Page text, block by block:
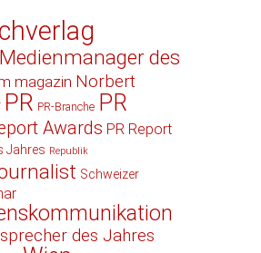
Medienmanager des
magazin Norbert
PR PR-Branche PR
Awards PR Report
Jahres Republik
Schweizer
des Jahres